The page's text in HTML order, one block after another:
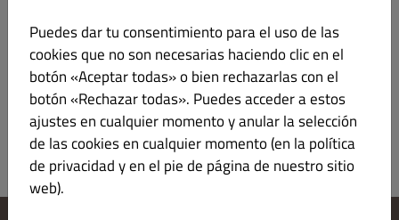
sábado CERRADO CERRADO CERRADO
domingo CERRADO CERRADO
Puedes dar tu consentimiento para el uso de las
cookies que no son necesarias haciendo clic en el
botón «Aceptar todas» o bien rechazarlas con el
botón «Rechazar todas». Puedes acceder a estos
ajustes en cualquier momento y anular la selección
de las cookies en cualquier momento (en la política
de privacidad y en el pie de página de nuestro sitio
web).